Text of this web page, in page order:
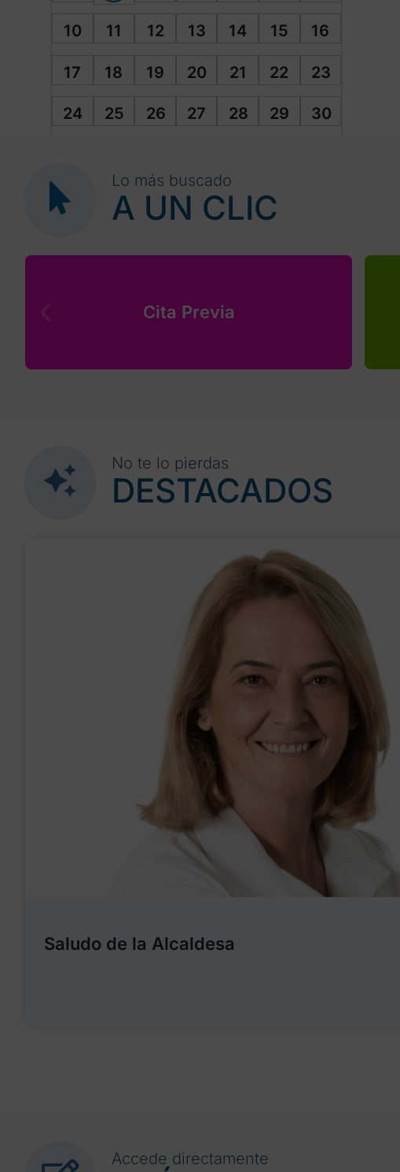
10 11 12 13 14 15 16
17 18 19 20 21 22 23
24 25 26 27 28 29 30
Lo más buscado
A UN CLIC
Cita Previa
No te lo pierdas
DESTACADOS
Saludo de la Alcaldesa
Accede directamente